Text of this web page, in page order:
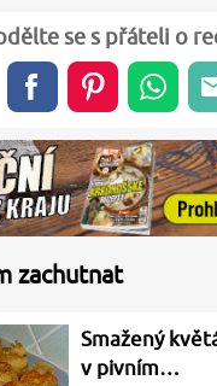
se s přáteli o
zachutnat
Smažený
v pivním…